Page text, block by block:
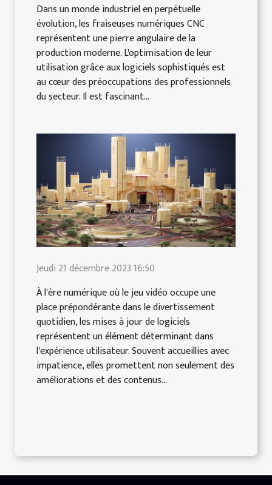
Dans un monde industriel en perpétuelle
évolution, les fraiseuses numériques CNC
représentent une pierre angulaire de la
production moderne. L'optimisation de leur
utilisation grâce aux logiciels sophistiqués est
au cœur des préoccupations des professionnels
du secteur. Il est fascinant...
Jeudi 21 décembre 2023 16:50
À l'ère numérique où le jeu vidéo occupe une
place prépondérante dans le divertissement
quotidien, les mises à jour de logiciels
représentent un élément déterminant dans
l'expérience utilisateur. Souvent accueillies avec
impatience, elles promettent non seulement des
améliorations et des contenus...